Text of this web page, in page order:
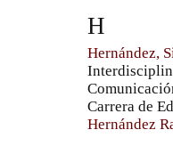
H
Hernández,
Carrera de
Hernández